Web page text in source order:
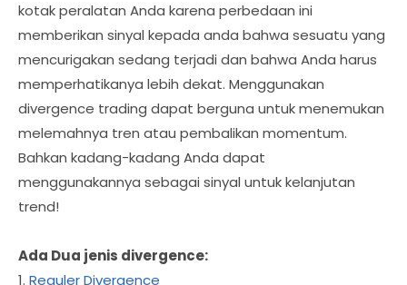
kotak peralatan Anda karena perbedaan ini
memberikan sinyal kepada anda bahwa sesuatu yang
mencurigakan sedang terjadi dan bahwa Anda harus
memperhatikanya lebih dekat. Menggunakan
divergence trading dapat berguna untuk menemukan
melemahnya tren atau pembalikan momentum.
Bahkan kadang-kadang Anda dapat
menggunakannya sebagai sinyal untuk kelanjutan
trend!
Ada Dua jenis divergence:
1. Reguler Divergence